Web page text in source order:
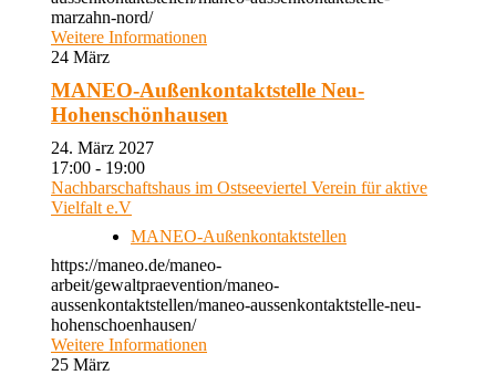
marzahn-nord/
Weitere Informationen
24 März
MANEO-Außenkontaktstelle Neu-
Hohenschönhausen
24. März 2027
17:00 - 19:00
Nachbarschaftshaus im Ostseeviertel Verein für aktive
Vielfalt e.V
MANEO-Außenkontaktstellen
https://maneo.de/maneo-
arbeit/gewaltpraevention/maneo-
aussenkontaktstellen/maneo-aussenkontaktstelle-neu-
hohenschoenhausen/
Weitere Informationen
25 März